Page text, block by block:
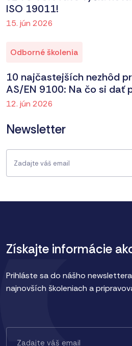
ISO 19011!
15. jún 2026
Odborné školenia
10 najčastejších nezhôd
AS/EN 9100: Na čo si dať
12. jún 2026
Newsletter
Získajte informácie
Prihláste sa do nášho
najnovších školeniach a